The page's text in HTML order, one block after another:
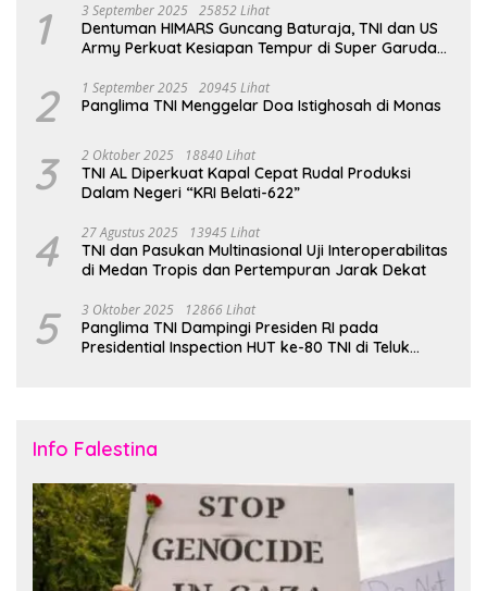
1 3 September 2025 25852 Lihat
Dentuman HIMARS Guncang Baturaja, TNI dan US
Army Perkuat Kesiapan Tempur di Super Garuda
2 1 September 2025 20945 Lihat
Panglima TNI Menggelar Doa Istighosah di Monas
3 2 Oktober 2025 18840 Lihat
TNI AL Diperkuat Kapal Cepat Rudal Produksi
Dalam Negeri “KRI Belati-622”
4 27 Agustus 2025 13945 Lihat
TNI dan Pasukan Multinasional Uji Interoperabilitas
di Medan Tropis dan Pertempuran Jarak Dekat
5 3 Oktober 2025 12866 Lihat
Panglima TNI Dampingi Presiden RI pada
Presidential Inspection HUT ke-80 TNI di Teluk
Info Falestina